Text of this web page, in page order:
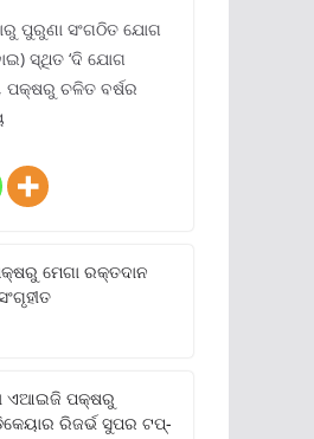
ପୁରୁଣା ସଂଗଠିତ ଯୋଗ
ସ୍ଥିତ ‘ଦି ଯୋଗ
ଚଳିତ ବର୍ଷର
ମେଗା ରକ୍ତଦାନ
ଏଆଇଜି ପକ୍ଷରୁ
ରିଜର୍ଭ ସୁପର ଟପ୍‌-